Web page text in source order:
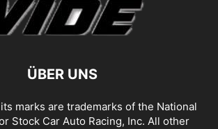
ÜBER UNS
marks are trademarks of the National
Stock Car Auto Racing, Inc. All other